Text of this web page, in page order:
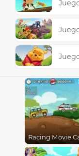
Racing Movie